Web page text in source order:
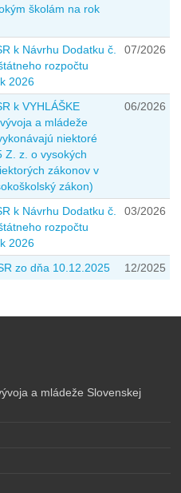
školám na rok
k Návrhu Dodatku č.
rozpočtu
2026
07/2026
k VYHLÁŠKE
a mládeže
niektoré
Z. z. o vysokých
zákonov v
zákon)
06/2026
k Návrhu Dodatku č.
rozpočtu
2026
03/2026
zo dňa 10.12.2025 12/2025
a mládeže Slovenskej